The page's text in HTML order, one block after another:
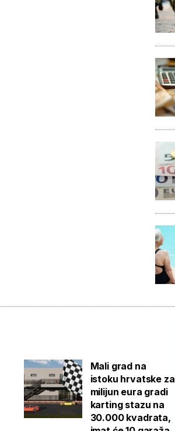
Mali grad na
istoku hrvatske za
milijun eura gradi
karting stazu na
30.000 kvadrata,